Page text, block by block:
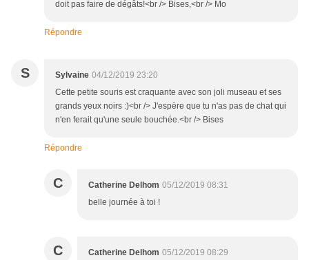
doit pas faire de dégâts!<br /> Bises,<br /> Mo
Répondre
S Sylvaine 04/12/2019 23:20
Cette petite souris est craquante avec son joli museau et ses
grands yeux noirs :)<br /> J'espère que tu n'as pas de chat qui
n'en ferait qu'une seule bouchée.<br /> Bises
Répondre
C Catherine Delhom 05/12/2019 08:31
belle journée à toi !
C Catherine Delhom 05/12/2019 08:29